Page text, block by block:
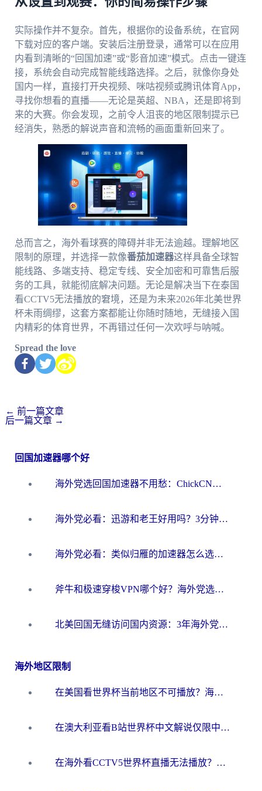
实际操作并不复杂。首先，根据你的设备系统，在官网
下载对应的客户端。安装后注册登录，通常可以在应用
内看到清晰的“回国加速”或“影音加速”模式。点击一键连
接，系统会自动完成智能线路选择。之后，就像你身处
国内一样，直接打开央视频、咪咕视频或腾讯体育App，
寻找你想看的直播——无论是英超、NBA，还是即将到
来的大赛。你会发现，之前令人沮丧的地区限制提示已
经消失，熟悉的解说声音和流畅的画面重新回来了。
总而言之，海外看球赛的障碍并非无法逾越。理解地区
限制的原理，并选择一款像番茄加速器这样具备全球智
能线路、多端支持、稳定专线、安全加密和可靠售后服
务的工具，就能彻底解决问题。无论是解决当下在泰国
看CCTV5无法播放的窘境，还是为未来2026年北美世界
杯未雨绸缪，这套方案都能让你随时随地，无缝接入国
内精彩的体育世界，不再错过任何一次欢呼与呐喊。
Spread the love
← 前一篇文章
后一篇文章 →
回国加速器哪个好
海外党选回国加速器不用愁：ChickCN和洞见哪个好？一篇搞定所有疑问
海外党必看：迅游和老王好用吗？3分钟选对加速国内网络的加速器
海外党必看：类似归雁的加速器怎么选？一篇搞定无缝访问国内资源
斧牛和极速穿梭VPN哪个好？海外党选回国加速器必看的真实对比与避坑指南
北美回国无缝访问国内资源：3年海外党亲测的加速器选择指南
海外地区限制
在美国看世界杯当前地区不可播放？海外党体育观赛终极指南来了！
在澳大利亚看B站世界杯中文解说仅限中国大陆？这篇指南帮你打破限制看遍赛事
在海外看CCTV5世界杯直播无法播放？这篇指南让你和国内球迷同步呐喊